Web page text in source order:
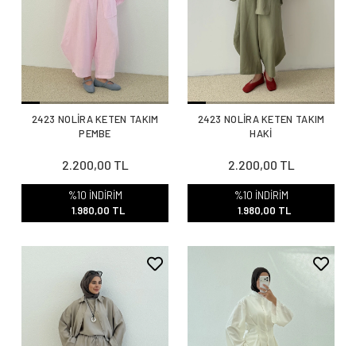
2423 NOLİRA KETEN TAKIM
PEMBE
2.200,00 TL
%10 İNDİRİM
1.980,00 TL
2423 NOLİRA KETEN TAKIM
HAKİ
2.200,00 TL
%10 İNDİRİM
1.980,00 TL